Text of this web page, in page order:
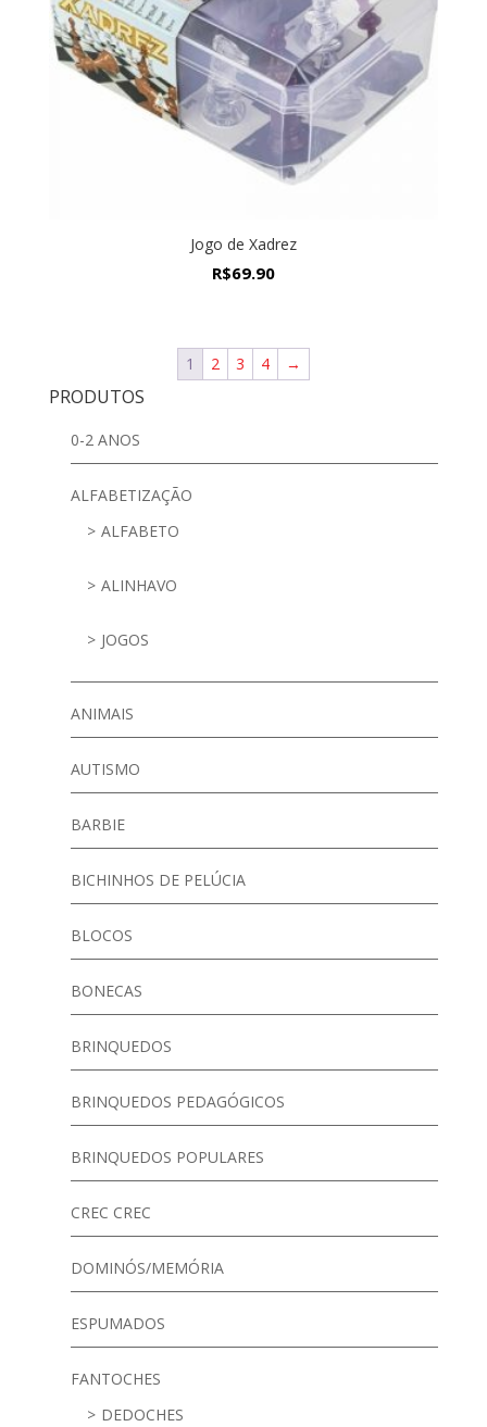
Jogo de Xadrez
R$69.90
1 2 3 4 →
PRODUTOS
0-2 ANOS
ALFABETIZAÇÃO
ALFABETO
ALINHAVO
JOGOS
ANIMAIS
AUTISMO
BARBIE
BICHINHOS DE PELÚCIA
BLOCOS
BONECAS
BRINQUEDOS
BRINQUEDOS PEDAGÓGICOS
BRINQUEDOS POPULARES
CREC CREC
DOMINÓS/MEMÓRIA
ESPUMADOS
FANTOCHES
DEDOCHES